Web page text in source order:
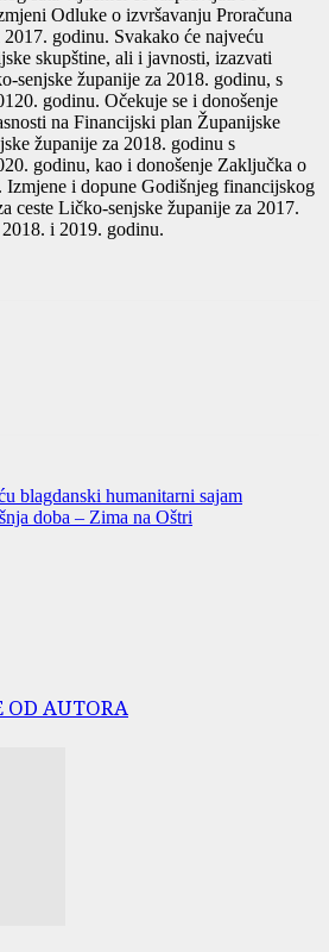
Odluke o izvršavanju Proračuna
godinu. Svakako će najveću
skupštine, ali i javnosti, izazvati
senjske županije za 2018. godinu, s
godinu. Očekuje se i donošenje
na Financijski plan Županijske
županije za 2018. godinu s
godinu, kao i donošenje Zaključka o
Izmjene i dopune Godišnjeg financijskog
ceste Ličko-senjske županije za 2017.
i 2019. godinu.
blagdanski humanitarni sajam
doba – Zima na Oštri
OD AUTORA